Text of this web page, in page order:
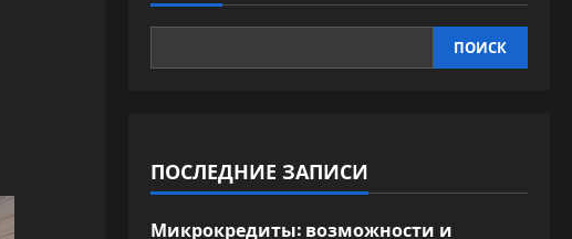
ПОИСК
ПОСЛЕДНИЕ ЗАПИСИ
Микрокредиты: возможности и